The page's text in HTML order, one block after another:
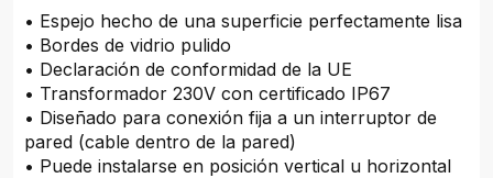
• Espejo hecho de una superficie perfectamente lisa
• Bordes de vidrio pulido
• Declaración de conformidad de la UE
• Transformador 230V con certificado IP67
• Diseñado para conexión fija a un interruptor de
pared (cable dentro de la pared)
• Puede instalarse en posición vertical u horizontal